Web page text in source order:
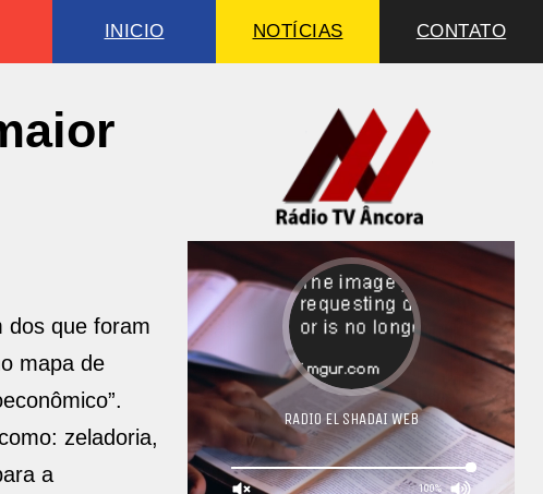
INICIO NOTÍCIAS CONTATO
dos que foram
mapa de
zeladoria,
a